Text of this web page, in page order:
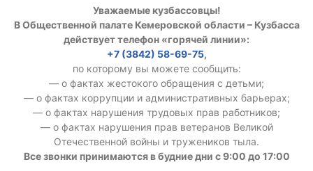
Уважаемые кузбассовцы!
В Общественной палате Кемеровской области – Кузбасса
действует телефон «горячей линии»:
+7 (3842) 58-69-75,
по которому вы можете сообщить:
— о фактах жестокого обращения с детьми;
— о фактах коррупции и административных барьерах;
— о фактах нарушения трудовых прав работников;
— о фактах нарушения прав ветеранов Великой
Отечественной войны и тружеников тыла.
Все звонки принимаются в будние дни с 9:00 до 17:00